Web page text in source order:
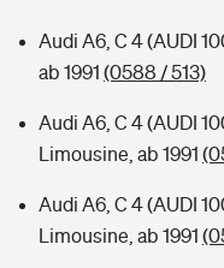
Audi A6, C 4 (AUDI
ab 1991 (0588 / 513)
Audi A6, C 4 (AUDI
Limousine, ab 1991
Audi A6, C 4 (AUDI
Limousine, ab 1991